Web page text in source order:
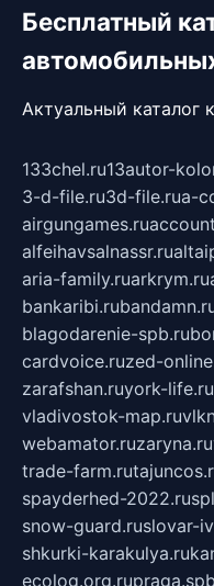
Бесплатный
Актуальный каталог
133chel.ru13autor-
3-d-file.ru3d-file.rua-
airgungames.ru
alfeihavsalnassr.ru
aria-family.ruarkrym.ru
bankaribi.ru
blagodarenie-spb.ru
cardvoice.ruzed-
zarafshan.ruyork-life.ru
vladivostok-map.ru
webamator.ruzaryna.ru
trade-farm.ru
spayderhed-2022.ru
snow-guard.ruslovar-
shkurki-karakulya.ru
ecolog.org.ru